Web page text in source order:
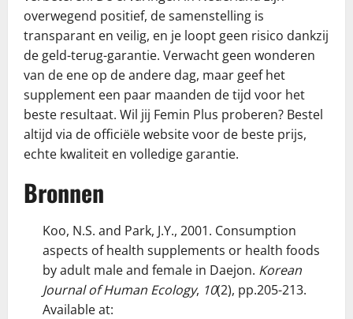
overwegend positief, de samenstelling is
transparant en veilig, en je loopt geen risico dankzij
de geld-terug-garantie. Verwacht geen wonderen
van de ene op de andere dag, maar geef het
supplement een paar maanden de tijd voor het
beste resultaat. Wil jij Femin Plus proberen? Bestel
altijd via de officiële website voor de beste prijs,
echte kwaliteit en volledige garantie.
Bronnen
Koo, N.S. and Park, J.Y., 2001. Consumption
aspects of health supplements or health foods
by adult male and female in Daejon. Korean
Journal of Human Ecology, 10(2), pp.205-213.
Available at: